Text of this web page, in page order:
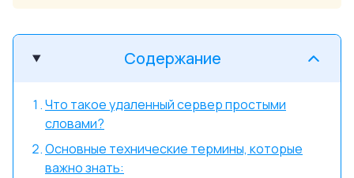
Содержание
Что такое удаленный сервер простыми
словами?
Основные технические термины, которые
важно знать: